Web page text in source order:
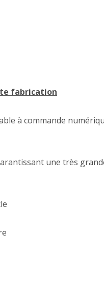
fabrication
à commande
une très